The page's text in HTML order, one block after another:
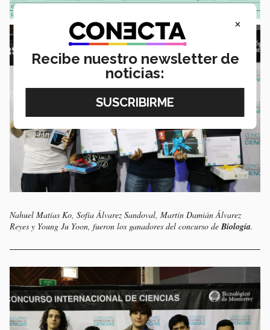
Nahuel Matías Ko, Sofía Álvarez Sandoval, Martín Damián Álvarez
Reyes y Young Ju Yoon, fueron los ganadores del concurso de Biología.
×
Recibe nuestro newsletter de
noticias: